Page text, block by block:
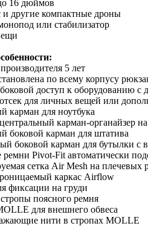
16 дюймов
другие компактные дроны
или стабилизатор
5 лет
по всему корпусу
доступ к оборудованию с
для личных вещей или
карман для ноутбука
карман-органайзер
боковой карман для штатива
боковой карман для бутылки с
Pivot-Fit автоматически
сетка Air Mesh на плечевых
каркас Airflow
фиксации на груди
поясного ремня
для внешнего обвеса
нити в стропах MOLLE